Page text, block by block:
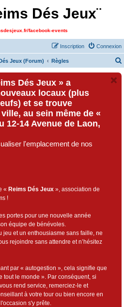
Dés Jeux¨
facebook-events
Connexion
Inscription
Jeux (Forum) Règles
Dés Jeux » a
locaux (plus
et se trouve
au sein même de «
12-14 Avenue de Laon,
l'emplacement de nos
« Reims Dés Jeux », association de
!
portes pour une nouvelle année
équipe de bénévoles.
jeu et un enthousiasme sans faille, ne
rejoindre sans attendre et n’hésitez
par « autogestion », cela signifie que
tout le monde ». Par conséquent, si
rend service, remerciez-le et
à votre tour ou bien encore en
s'y prête.